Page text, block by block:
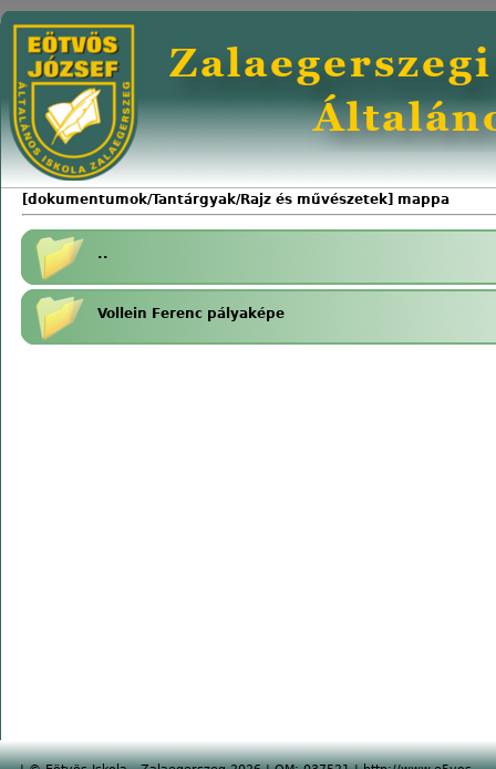
[dokumentumok/Tantárgyak/Rajz és művészetek] mappa
..
Vollein Ferenc pályaképe